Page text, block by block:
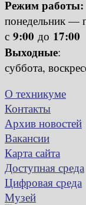
Режим работы:
понедельник —
с 9:00 до 17:00
Выходные:
суббота,
О техникуме
Контакты
Архив новостей
Вакансии
Карта сайта
Доступная среда
Цифровая среда
Музей